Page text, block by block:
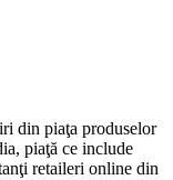
din piaţa produselor
piaţă ce include
retaileri online din